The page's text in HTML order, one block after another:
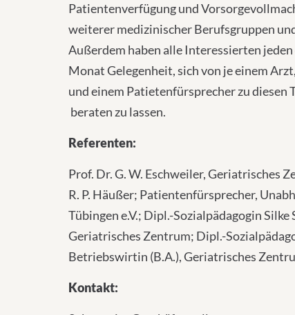
Patientenverfügung und
weiterer medizinischer Berufsgruppen
Außerdem haben alle Interessierten
Monat Gelegenheit, sich von je einem
und einem Patietenfürsprecher zu diesen
beraten zu lassen.
Referenten:
Prof. Dr. G. W. Eschweiler, Geriatrisches
R. P. Häußer; Patientenfürsprecher,
Tübingen e.V.; Dipl.-Sozialpädagogin Silke
Geriatrisches Zentrum; Dipl.-
Betriebswirtin (B.A.), Geriatrisches
Kontakt: